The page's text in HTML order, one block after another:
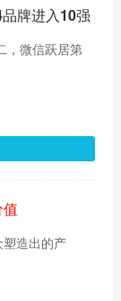
牌进入10强
，微信跃居第
塑造出的产